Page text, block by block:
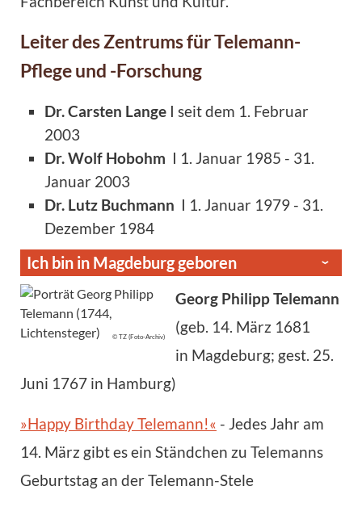
Leiter des Zentrums für Telemann-
Pflege und -Forschung
Dr. Carsten Lange I seit dem 1. Februar
2003
Dr. Wolf Hobohm I 1. Januar 1985 - 31.
Januar 2003
Dr. Lutz Buchmann I 1. Januar 1979 - 31.
Dezember 1984
Ich bin in Magdeburg geboren
© TZ (Foto-Archiv)
Georg Philipp Telemann
(geb. 14. März 1681
in Magdeburg; gest. 25.
Juni 1767 in Hamburg)
»Happy Birthday Telemann!« - Jedes Jahr am
14. März gibt es ein Ständchen zu Telemanns
Geburtstag an der Telemann-Stele